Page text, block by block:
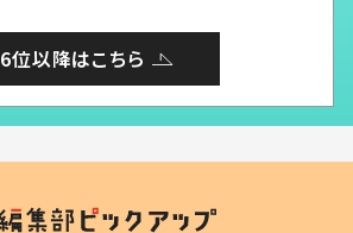
6位以降はこちら